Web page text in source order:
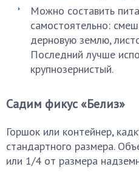
Можно составить
самостоятельно:
дерновую землю,
Последний лучше
крупнозернистый.
Садим фикус «Белиз»
Горшок или контейнер,
стандартного размера.
или 1/4 от размера